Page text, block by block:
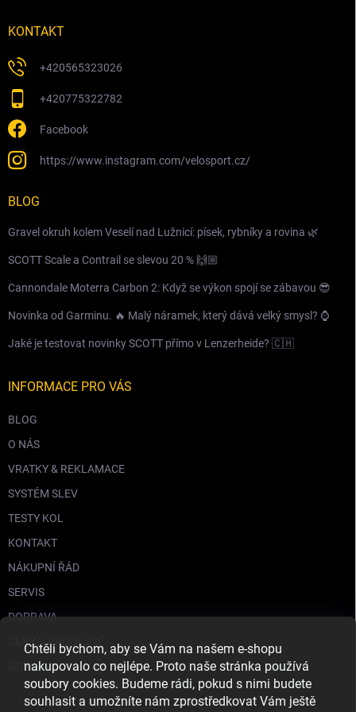
Chtěli bychom, aby se Vám na našem e-shopu
nakupovalo co nejlépe. Proto naše stránka používá
soubory cookies. Budeme rádi, pokud s nimi budete
souhlasit a umožníte nám zprostředkovat Vám ještě
KONTAKT
+420565323026
+420775322782
Facebook
https://www.instagram.com/velosport.cz/
BLOG
Gravel okruh kolem Veselí nad Lužnicí: písek, rybníky a rovina 🌿
SCOTT Scale a Contrail se slevou 20 % 🙌🏼
Cannondale Moterra Carbon 2: Když se výkon spojí se zábavou 😎
Novinka od Garminu. 🔥 Malý náramek, který dává velký smysl? ⌚️
Jaké je testovat novinky SCOTT přímo v Lenzerheide? 🇨🇭
INFORMACE PRO VÁS
BLOG
O NÁS
VRATKY & REKLAMACE
SYSTÉM SLEV
TESTY KOL
KONTAKT
NÁKUPNÍ ŘÁD
SERVIS
DOPRAVA
CENY V PRODEJNĚ
GDPR